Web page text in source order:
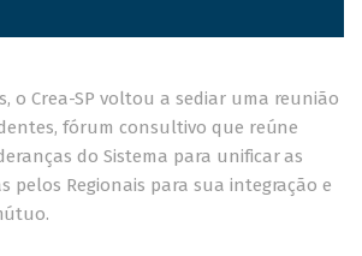
o Crea-SP voltou a sediar uma reunião
fórum consultivo que reúne
do Sistema para unificar as
pelos Regionais para sua integração e